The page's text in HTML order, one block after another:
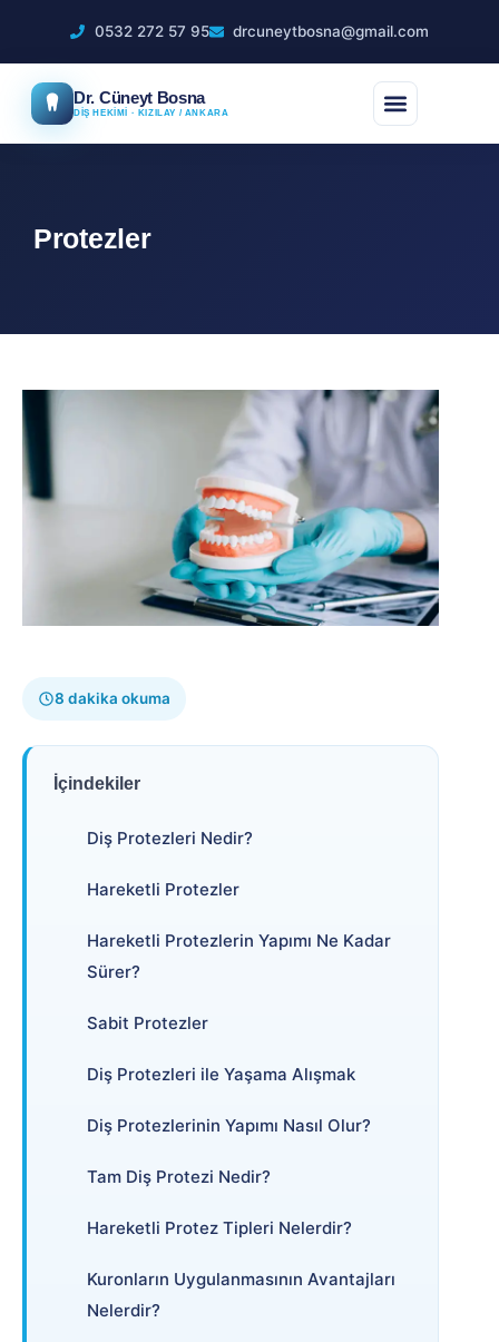
0532 272 57 95 drcuneytbosna@gmail.com
Dr. Cüneyt Bosna
DİŞ HEKİMİ · KIZILAY / ANKARA
Protezler
8 dakika okuma
İçindekiler
Diş Protezleri Nedir?
Hareketli Protezler
Hareketli Protezlerin Yapımı Ne Kadar
Sürer?
Sabit Protezler
Diş Protezleri ile Yaşama Alışmak
Diş Protezlerinin Yapımı Nasıl Olur?
Tam Diş Protezi Nedir?
Hareketli Protez Tipleri Nelerdir?
Kuronların Uygulanmasının Avantajları
Nelerdir?